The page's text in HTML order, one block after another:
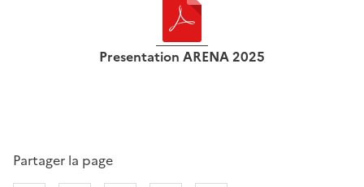
Presentation ARENA 2025
Partager la page